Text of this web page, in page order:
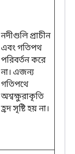
নদীগুলি প্রাচীন
এবং গতিপথ
পরিবর্তন করে
না। এজন্য
গতিপথে
অশ্বক্ষুরাকৃতি
হ্রদ সৃষ্টি হয় না।